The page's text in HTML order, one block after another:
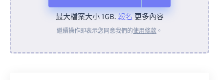
來自裝置
最大檔案大小 1GB.報名更多內容
繼續操作即表示您同意我們的使用條款 。